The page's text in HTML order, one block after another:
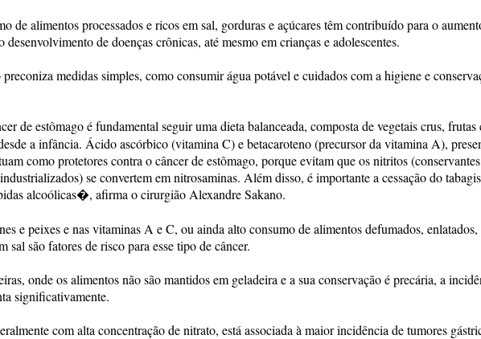
de alimentos processados e ricos em sal, gorduras e açúcares têm contribuído para o
desenvolvimento de doenças crônicas, até mesmo em crianças e adolescentes.
medidas simples, como consumir água potável e cuidados com a higiene e
de estômago é fundamental seguir uma dieta balanceada, composta de vegetais crus, frutas
a infância. Ácido ascórbico (vitamina C) e betacaroteno (precursor da vitamina A),
como protetores contra o câncer de estômago, porque evitam que os nitritos (conservantes
se convertem em nitrosaminas. Além disso, é importante a cessação do
alcoólicas�, afirma o cirurgião Alexandre Sakano.
e peixes e nas vitaminas A e C, ou ainda alto consumo de alimentos defumados,
sal são fatores de risco para esse tipo de câncer.
onde os alimentos não são mantidos em geladeira e a sua conservação é precária, a
significativamente.
com alta concentração de nitrato, está associada à maior incidência de tumores